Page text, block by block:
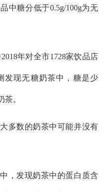
中糖分低于0.5g/100g为无
年对全市1728家饮品店
发现无糖奶茶中，糖是少
。
多数的奶茶中可能并没有
，发现奶茶中的蛋白质含